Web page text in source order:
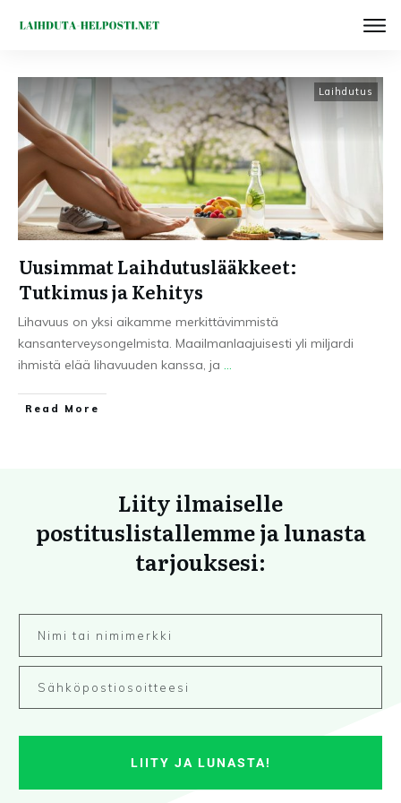
Laihdutus
Uusimmat Laihdutuslääkkeet:
Tutkimus ja Kehitys
Lihavuus on yksi aikamme merkittävimmistä
kansanterveysongelmista. Maailmanlaajuisesti yli miljardi
ihmistä elää lihavuuden kanssa, ja ...
Read More
Liity ilmaiselle
postituslistallemme ja lunasta
tarjouksesi:
LIITY JA LUNASTA!